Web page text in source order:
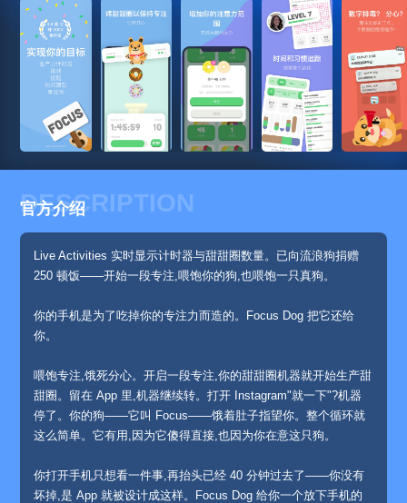
DESCRIPTION
官方介绍
Live Activities 实时显示计时器与甜甜圈数量。已向流浪狗捐赠
250 顿饭——开始一段专注,喂饱你的狗,也喂饱一只真狗。
你的手机是为了吃掉你的专注力而造的。Focus Dog 把它还给
你。
喂饱专注,饿死分心。开启一段专注,你的甜甜圈机器就开始生产甜
甜圈。留在 App 里,机器继续转。打开 Instagram"就一下"?机器
停了。你的狗——它叫 Focus——饿着肚子指望你。整个循环就
这么简单。它有用,因为它傻得直接,也因为你在意这只狗。
你打开手机只想看一件事,再抬头已经 40 分钟过去了——你没有
坏掉,是 App 就被设计成这样。Focus Dog 给你一个放下手机的